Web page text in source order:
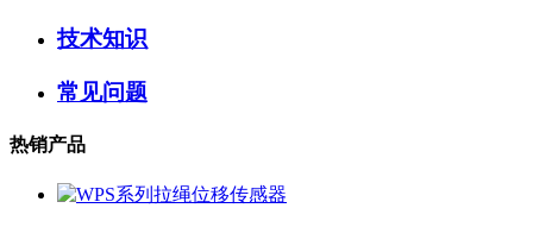
技术知识
常见问题
热销产品